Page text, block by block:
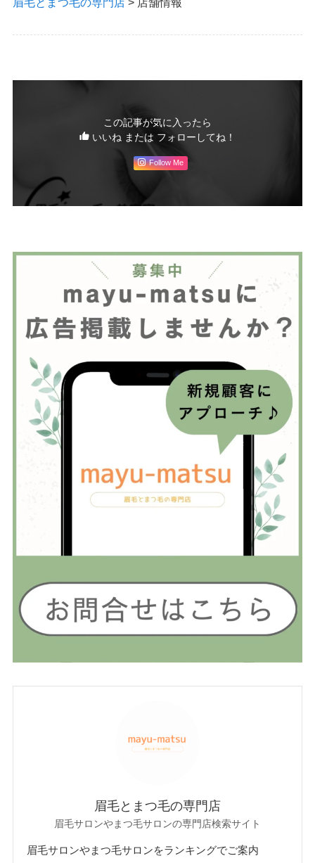
この記事が気に入ったら
いいね または フォローしてね！
Follow Me
眉毛とまつ毛の専門店
眉毛サロンやまつ毛サロンの専門店検索サイト
眉毛サロンやまつ毛サロンをランキングでご案内